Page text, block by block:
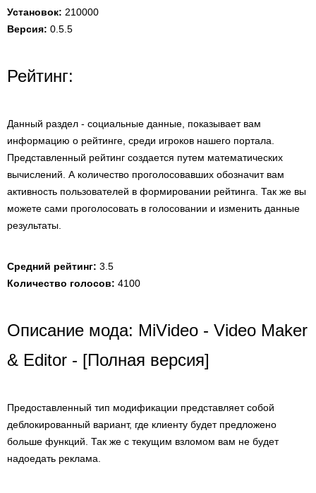
Установок: 210000
Версия: 0.5.5
Рейтинг:
Данный раздел - социальные данные, показывает вам
информацию о рейтинге, среди игроков нашего портала.
Представленный рейтинг создается путем математических
вычислений. А количество проголосовавших обозначит вам
активность пользователей в формировании рейтинга. Так же вы
можете сами проголосовать в голосовании и изменить данные
результаты.
Средний рейтинг: 3.5
Количество голосов: 4100
Описание мода: MiVideo - Video Maker
& Editor - [Полная версия]
Предоставленный тип модификации представляет собой
деблокированный вариант, где клиенту будет предложено
больше функций. Так же с текущим взломом вам не будет
надоедать реклама.